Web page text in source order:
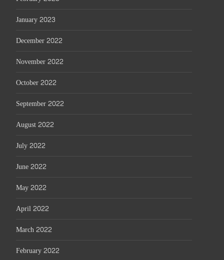
January 2023
December 2022
November 2022
October 2022
September 2022
August 2022
July 2022
June 2022
May 2022
April 2022
March 2022
February 2022